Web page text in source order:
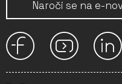
Naroči se na e-